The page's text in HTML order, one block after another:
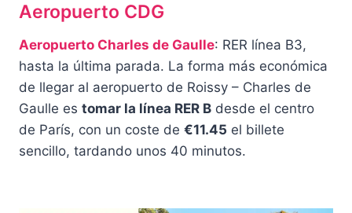
Aeropuerto CDG
Aeropuerto Charles de Gaulle: RER línea B3,
hasta la última parada. La forma más económica
de llegar al aeropuerto de Roissy – Charles de
Gaulle es tomar la línea RER B desde el centro
de París, con un coste de €11.45 el billete
sencillo, tardando unos 40 minutos.